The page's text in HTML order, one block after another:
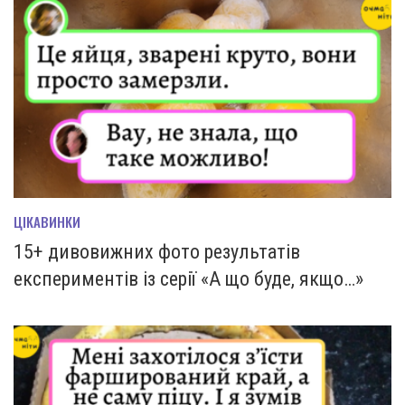
ЦІКАВИНКИ
15+ дивовижних фото результатів
експериментів із серії «А що буде, якщо…»